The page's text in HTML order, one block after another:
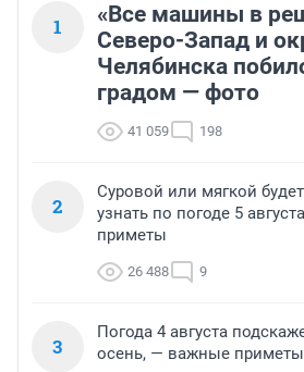
1
«Все машины в
Северо-Запад и
Челябинска
градом — фото
41 059 198
2
Суровой или мягкой
узнать по погоде 5
приметы
26 488 9
3
Погода 4 августа
осень, — важные приметы